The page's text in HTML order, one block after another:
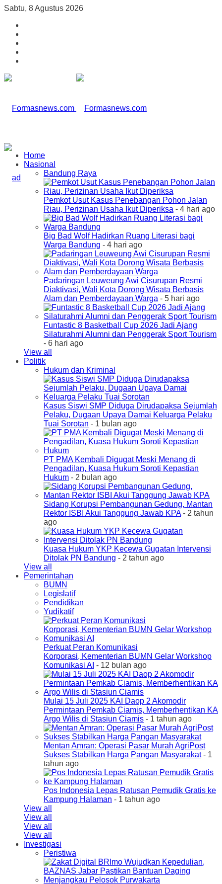
Sabtu, 8 Agustus 2026
Home
Nasional
Bandung Raya
Pemkot Usut Kasus Penebangan Pohon Jalan
Riau, Perizinan Usaha Ikut Diperiksa - 4 hari ago
Big Bad Wolf Hadirkan Ruang Literasi bagi
Warga Bandung - 4 hari ago
Padaringan Leuweung Awi Cisurupan Resmi
Diaktivasi, Wali Kota Dorong Wisata Berbasis
Alam dan Pemberdayaan Warga - 5 hari ago
Funtastic 8 Basketball Cup 2026 Jadi Ajang
Silaturahmi Alumni dan Penggerak Sport Tourism
- 6 hari ago
View all
Politik
Hukum dan Kriminal
Kasus Siswi SMP Diduga Dirudapaksa Sejumlah
Pelaku, Dugaan Upaya Damai Keluarga Pelaku
Tuai Sorotan - 1 bulan ago
PT PMA Kembali Digugat Meski Menang di
Pengadilan, Kuasa Hukum Soroti Kepastian
Hukum - 2 bulan ago
Sidang Korupsi Pembangunan Gedung, Mantan
Rektor ISBI Akui Tanggung Jawab KPA- 2 tahun
ago
Kuasa Hukum YKP Kecewa Gugatan Intervensi
Ditolak PN Bandung - 2 tahun ago
View all
Pemerintahan
BUMN
Legislatif
Pendidikan
Yudikatif
Perkuat Peran Komunikasi
Korporasi, Kementerian BUMN Gelar Workshop
Komunikasi AI - 12 bulan ago
Mulai 15 Juli 2025 KAI Daop 2 Akomodir
Permintaan Pemkab Ciamis, Memberhentikan KA
Argo Wilis di Stasiun Ciamis - 1 tahun ago
Mentan Amran: Operasi Pasar Murah AgriPost
Sukses Stabilkan Harga Pangan Masyarakat- 1
tahun ago
Pos Indonesia Lepas Ratusan Pemudik Gratis ke
Kampung Halaman - 1 tahun ago
View all
View all
View all
View all
Investigasi
Peristiwa